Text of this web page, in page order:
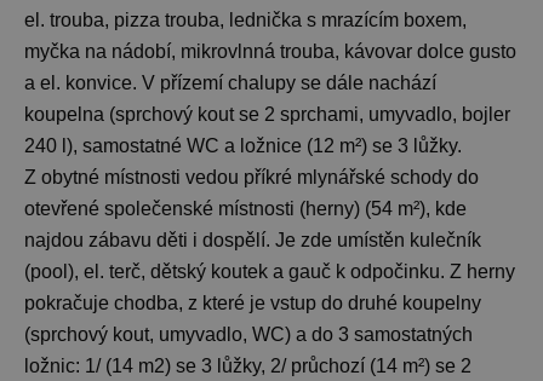
el. trouba, pizza trouba, lednička s mrazícím boxem,
myčka na nádobí, mikrovlnná trouba, kávovar dolce gusto
a el. konvice. V přízemí chalupy se dále nachází
koupelna (sprchový kout se 2 sprchami, umyvadlo, bojler
240 l), samostatné WC a ložnice (12 m²) se 3 lůžky.
Z obytné místnosti vedou příkré mlynářské schody do
otevřené společenské místnosti (herny) (54 m²), kde
najdou zábavu děti i dospělí. Je zde umístěn kulečník
(pool), el. terč, dětský koutek a gauč k odpočinku. Z herny
pokračuje chodba, z které je vstup do druhé koupelny
(sprchový kout, umyvadlo, WC) a do 3 samostatných
ložnic: 1/ (14 m2) se 3 lůžky, 2/ průchozí (14 m²) se 2